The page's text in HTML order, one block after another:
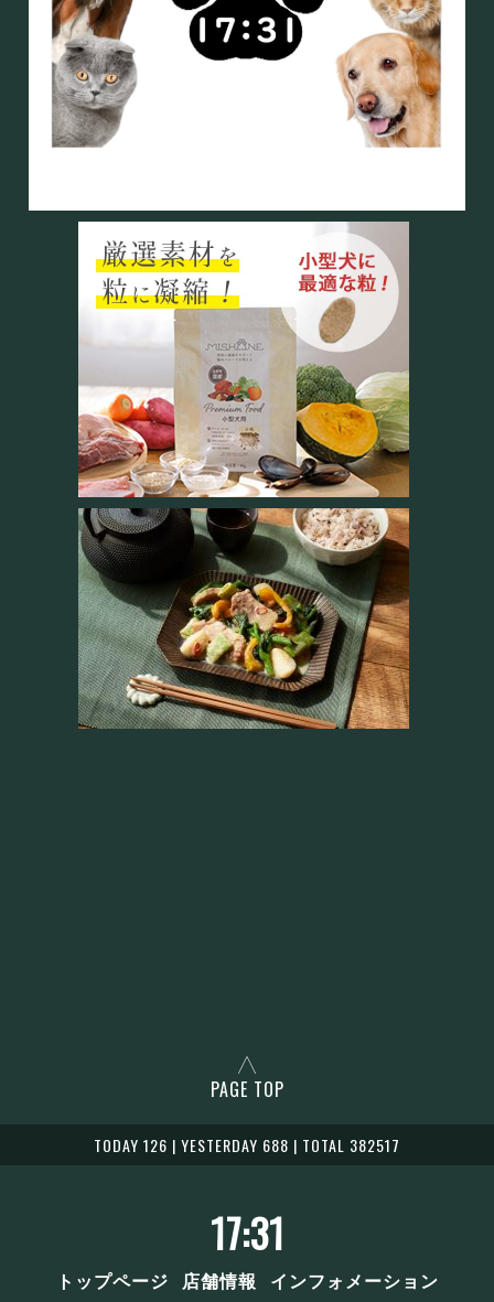
PAGE TOP
TODAY 126 | YESTERDAY 688 | TOTAL 382517
17:31
トップページ 店舗情報
インフォメーション